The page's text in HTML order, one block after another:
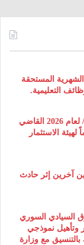
المستحقة
التعليمية.
الرئيس “أحمد الشرع” يصدر المرسوم رقم /162/ لعام 2026 ‌القاضي
‌الاستثمار
آخرين إثر حادث
السيادي السوري
وتأهيل نموذجي
مع وزارة